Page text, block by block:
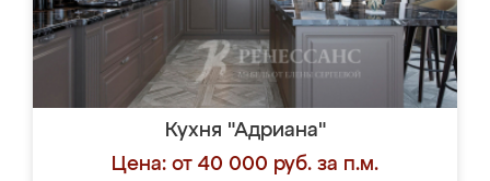
Кухня "Адриана"
Цена: от 40 000 руб. за п.м.